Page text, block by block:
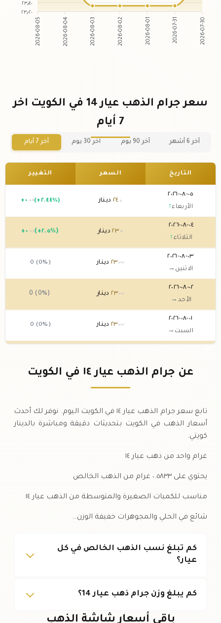
٢٣٫٤٠
٢٣٫٢٠
2026-08-05 2026-08-04 2026-08-03 2026-08-02 2026-08-01 2026-07-31 2026-07-30
سعر جرام الذهب عيار 14 في الكويت اخر
7 أيام
آخر 6 أشهر آخر 90 يوم آخر 30 يوم آخر 7 أيام
التاريخ السعر التغيير
٠٥-٠٨-٢٠٢٦
الأربعاء↑
٢٤.٥٠ دينار +٠ .٥٨ (+٢.٤٤%)
٠٤-٠٨-٢٠٢٦
الثلاثاء ↑
٢٣ .٩٢ دينار +٠ .٥٨ (+٢.٥%)
٠٣-٠٨-٢٠٢٦
الاثنين →
٢٣ .٣٣ دينار 0 (0%)
٠٢-٠٨-٢٠٢٦
الأحد →
٢٣.٣٣ دينار 0 (0%)
٠١-٠٨-٢٠٢٦
السبت →
٢٣ .٣٣ دينار 0 (0%)
٢٣.٩٢ دينار
عن جرام الذهب عيار ١٤ في الكويت
تابع سعر جرام الذهب عيار ١٤ في الكويت اليوم. نوفر لك أحدث
أسعار الذهب في الكويت بتحديثات دقيقة ومباشرة بالدينار
كويتي.
غرام واحد من ذهب عيار ١٤
يحتوي على ٠.٥٨٣٣ غرام من الذهب الخالص
مناسب للكميات الصغيرة والمتوسطة من الذهب عيار ١٤
شائع في الحلي والمجوهرات خفيفة الوزن…
كم تبلغ نسب الذهب الخالص في كل
عيار؟
كم يبلغ وزن جرام ذهب عيار 14؟
باقي أسعار شاشة الذهب